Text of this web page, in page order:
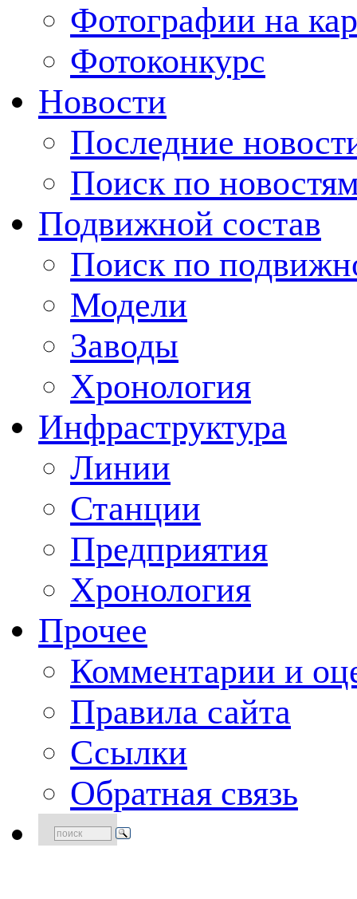
Фотографии на
Фотоконкурс
Новости
Последние
Поиск по
Подвижной состав
Поиск по
Модели
Заводы
Хронология
Инфраструктура
Линии
Станции
Предприятия
Хронология
Прочее
Комментарии и
Правила сайта
Ссылки
Обратная связь